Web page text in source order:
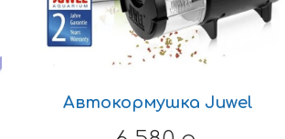
Автокормушка Juwel